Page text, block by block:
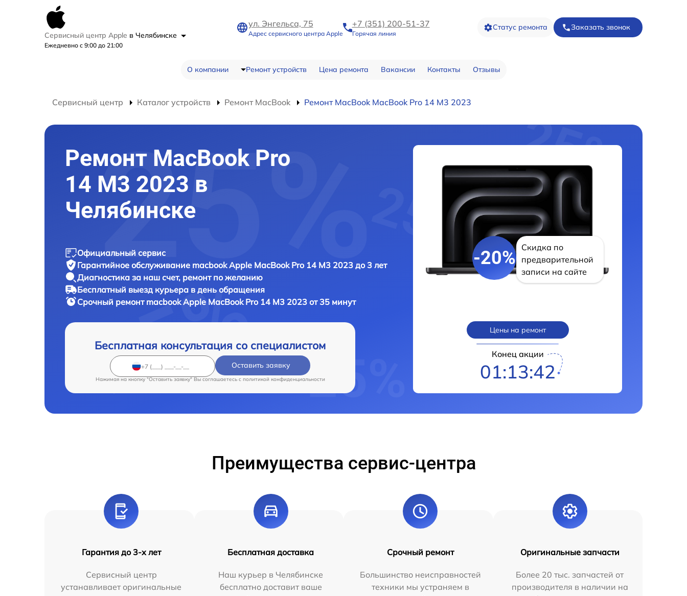
Сервисный центр Apple в Челябинске
Ежедневно с 9:00 до 21:00
ул. Энгельса, 75
Адрес сервисного центра Apple
+7 (351) 200-51-37
Горячая линия
Статус ремонта Заказать звонок
О компании Ремонт устройств Цена ремонта Вакансии Контакты Отзывы
Сервисный центр Каталог устройств Ремонт MacBook Ремонт MacBook MacBook Pro 14 M3 2023
Ремонт MacBook Pro
14 M3 2023 в
Челябинске
Официальный сервис
Гарантийное обслуживание macbook Apple MacBook Pro 14 M3 2023 до 3 лет
Диагностика за наш счет, ремонт по желанию
Бесплатный выезд курьера в день обращения
Срочный ремонт macbook Apple MacBook Pro 14 M3 2023 от 35 минут
Бесплатная консультация со специалистом
Оставить заявку
Нажимая на кнопку "Оставить заявку" Вы соглашаетесь c политикой конфиденциальности
-20%
Скидка по
предварительной
записи на сайте
Цены на ремонт
Конец акции
01:13:41
Преимущества сервис-центра
Гарантия до 3-х лет
Сервисный центр
устанавливает оригинальные
Бесплатная доставка
Наш курьер в Челябинске
бесплатно доставит ваше
Срочный ремонт
Большинство неисправностей
техники мы устраняем в
Оригинальные запчасти
Более 20 тыс. запчастей от
производителя в наличии на